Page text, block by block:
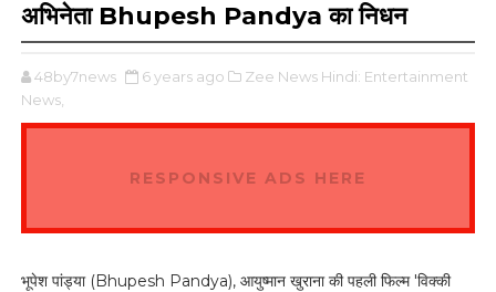
अभिनेता Bhupesh Pandya का निधन
48by7news 6 years ago
Zee News Hindi: Entertainment
News,
RESPONSIVE ADS HERE
भूपेश पांड्या (Bhupesh Pandya), आयुष्मान खुराना की पहली फिल्म 'विक्की